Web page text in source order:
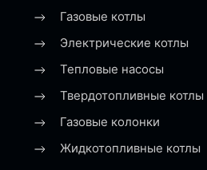
Газовые котлы
Электрические котлы
Тепловые насосы
Твердотопливные котлы
Газовые колонки
Жидкотопливные котлы